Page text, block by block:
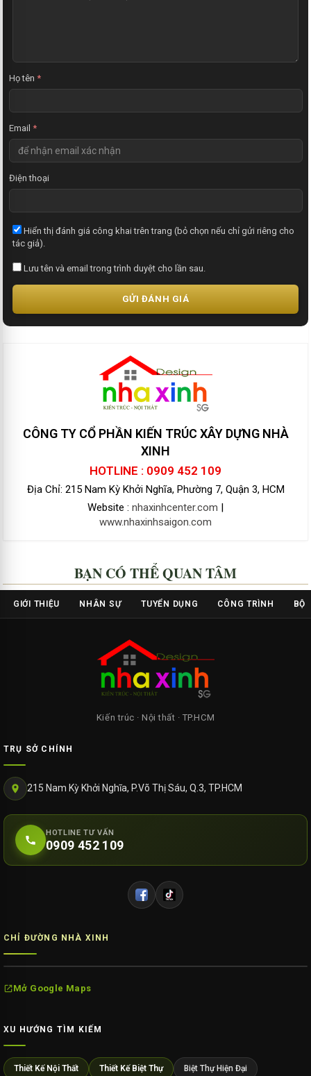
Họ tên *
Email *
Điện thoại
Hiển thị đánh giá công khai trên trang (bỏ chọn nếu chỉ gửi riêng cho
tác giả).
Lưu tên và email trong trình duyệt cho lần sau.
GỬI ĐÁNH GIÁ
CÔNG TY CỔ PHẦN KIẾN TRÚC XÂY DỰNG NHÀ
XINH
HOTLINE : 0909 452 109
Địa Chỉ: 215 Nam Kỳ Khởi Nghĩa, Phường 7, Quận 3, HCM
Website : nhaxinhcenter.com |
www.nhaxinhsaigon.com
BẠN CÓ THỂ QUAN TÂM
GIỚI THIỆU NHÂN SỰ TUYỂN DỤNG CÔNG TRÌNH BỘ
Kiến trúc · Nội thất · TP.HCM
TRỤ SỞ CHÍNH
215 Nam Kỳ Khởi Nghĩa, P.Võ Thị Sáu, Q.3, TP.HCM
HOTLINE TƯ VẤN
0909 452 109
CHỈ ĐƯỜNG NHÀ XINH
Mở Google Maps
XU HƯỚNG TÌM KIẾM
Thiết Kế Nội Thất Thiết Kế Biệt Thự Biệt Thự Hiện Đại